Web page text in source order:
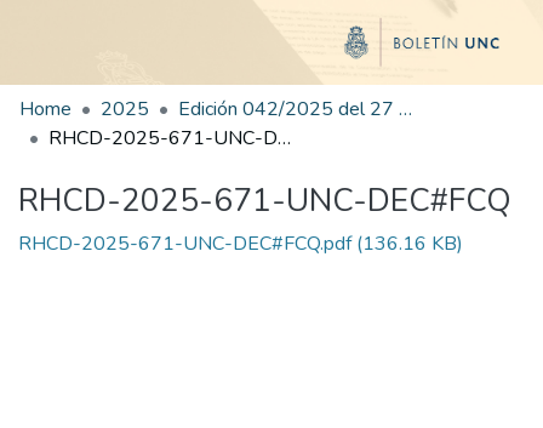
Home 2025
Edición 042/2025 del 27 de agosto de 2025
RHCD-2025-671-UNC-DEC#FCQ
RHCD-2025-671-UNC-DEC#FCQ
RHCD-2025-671-UNC-DEC#FCQ.pdf(136.16 KB)